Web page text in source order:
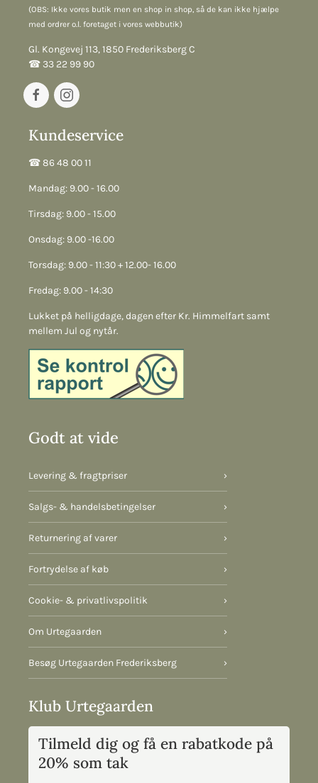
(OBS: Ikke vores butik men en shop in shop, så de kan ikke hjælpe
med ordrer o.l. foretaget i vores webbutik)
Gl. Kongevej 113, 1850 Frederiksberg C
☎︎ 33 22 99 90
Kundeservice
☎︎ 86 48 00 11
Mandag: 9.00 - 16.00
Tirsdag: 9.00 - 15.00
Onsdag: 9.00 -16.00
Torsdag: 9.00 - 11:30 + 12.00- 16.00
Fredag: 9.00 - 14:30
Lukket på helligdage, dagen efter Kr. Himmelfart samt
mellem Jul og nytår.
Godt at vide
Levering & fragtpriser ›
Salgs- & handelsbetingelser ›
Returnering af varer ›
Fortrydelse af køb ›
Cookie- & privatlivspolitik ›
Om Urtegaarden ›
Besøg Urtegaarden Frederiksberg ›
Klub Urtegaarden
Tilmeld dig og få en rabatkode på
20% som tak